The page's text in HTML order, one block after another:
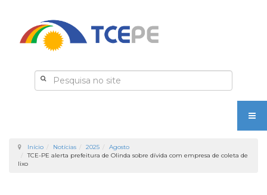
Início Notícias 2025
Agosto
TCE-PE alerta prefeitura de Olinda sobre dívida com empresa de coleta de
lixo